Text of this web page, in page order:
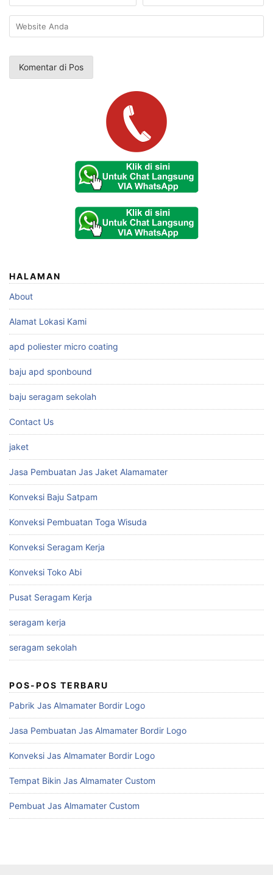
HALAMAN
About
Alamat Lokasi Kami
apd poliester micro coating
baju apd sponbound
baju seragam sekolah
Contact Us
jaket
Jasa Pembuatan Jas Jaket Alamamater
Konveksi Baju Satpam
Konveksi Pembuatan Toga Wisuda
Konveksi Seragam Kerja
Konveksi Toko Abi
Pusat Seragam Kerja
seragam kerja
seragam sekolah
POS-POS TERBARU
Pabrik Jas Almamater Bordir Logo
Jasa Pembuatan Jas Almamater Bordir Logo
Konveksi Jas Almamater Bordir Logo
Tempat Bikin Jas Almamater Custom
Pembuat Jas Almamater Custom